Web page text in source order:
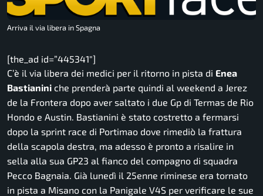
Arriva il via libera in Spagna
[the_ad id=”445341″]
C’è il via libera dei medici per il ritorno in pista di Enea
Bastianini che prenderà parte quindi al weekend a Jerez
de la Frontera dopo aver saltato i due Gp di Termas de Rio
Hondo e Austin. Bastianini è stato costretto a fermarsi
dopo la sprint race di Portimao dove rimediò la frattura
della scapola destra, ma adesso è pronto a risalire in
sella alla sua GP23 al fianco del compagno di squadra
Pecco Bagnaia. Già lunedì il 25enne riminese era tornato
in pista a Misano con la Panigale V4S per verificare le sue